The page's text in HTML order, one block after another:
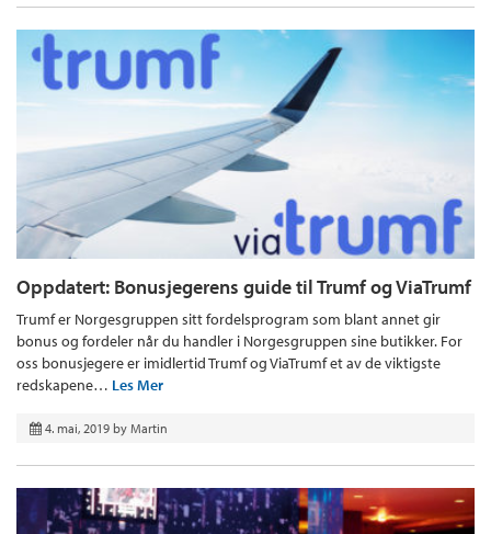
Oppdatert: Bonusjegerens guide til Trumf og ViaTrumf
Trumf er Norgesgruppen sitt fordelsprogram som blant annet gir
bonus og fordeler når du handler i Norgesgruppen sine butikker. For
oss bonusjegere er imidlertid Trumf og ViaTrumf et av de viktigste
redskapene… Les Mer
4. mai, 2019 by Martin